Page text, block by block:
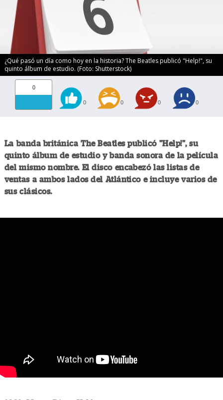
¿Qué pasó un día como hoy en la historia? The Beatles publicó "Help!", su
quinto álbum de estudio. (Foto: Shutterstock)
0
0 0 0 0
La banda británica The Beatles publicó "Help!", su
quinto álbum de estudio y banda sonora de la película
del mismo nombre. El disco encabezó las listas de
ventas a ambos lados del Atlántico e incluye varios de
sus clásicos.